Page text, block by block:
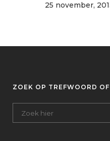
25 november,
ZOEK OP TREFWOORD